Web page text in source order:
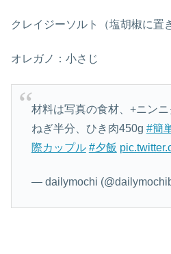
クレイジーソルト（塩胡椒に置
オレガノ：小さじ
材料は写真の食材、+ニン
ねぎ半分、ひき肉450g #簡
際カップル #夕飯
— dailymochi